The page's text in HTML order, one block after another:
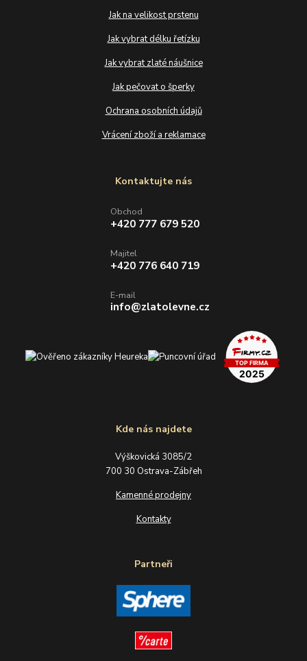
Jak na velikost prstenu
Jak vybrat délku řetízku
Jak vybrat zlaté náušnice
Jak pečovat o šperky
Ochrana osobních údajů
Vrácení zboží a reklamace
Kde nás najdete
Výškovická 3085/2
700 30 Ostrava-Zábřeh
Kamenné prodejny
Kontakty
Partneři
Kontaktujte nás
Obchod
+420 777 679 520
Majitel
+420 776 640 719
E-mail
info@zlatolevne.cz